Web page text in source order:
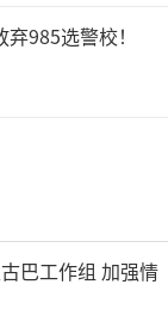
985选警校！
巴工作组 加强情